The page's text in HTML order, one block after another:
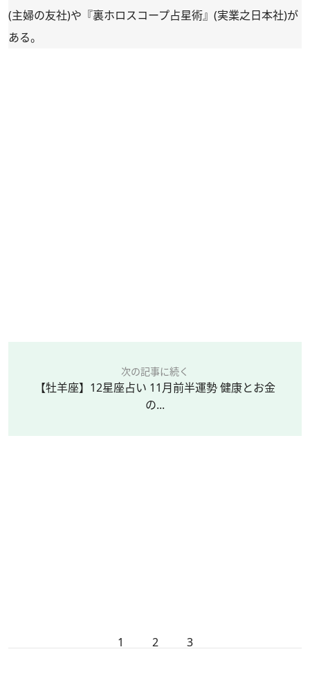
(主婦の友社)や『裏ホロスコープ占星術』(実業之日本社)が
ある。
次の記事に続く
【牡羊座】12星座占い 11月前半運勢 健康とお金
の...
1 2 3